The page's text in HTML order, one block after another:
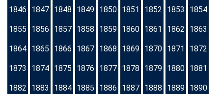
1846 1847 1848 1849 1850 1851 1852 1853 1854
1855 1856 1857 1858 1859 1860 1861 1862 1863
1864 1865 1866 1867 1868 1869 1870 1871 1872
1873 1874 1875 1876 1877 1878 1879 1880 1881
1882 1883 1884 1885 1886 1887 1888 1889 1890